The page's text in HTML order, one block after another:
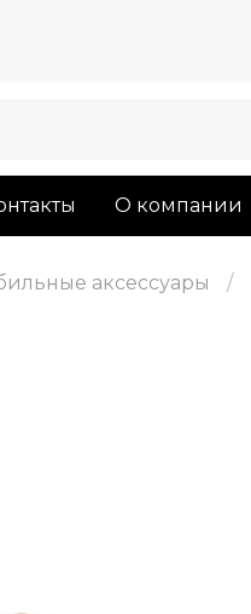
О компании
аксессуары